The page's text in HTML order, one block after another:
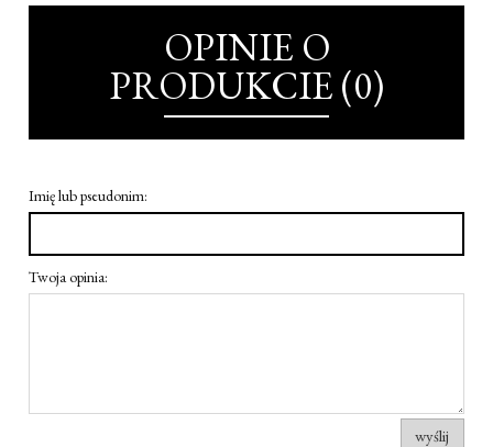
OPINIE O
PRODUKCIE (0)
Imię lub pseudonim:
Twoja opinia:
wyślij